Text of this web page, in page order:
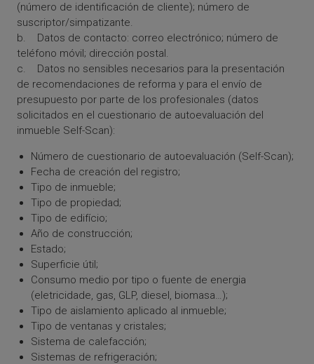
(número de identificación de cliente); número de
suscriptor/simpatizante.
b. Datos de contacto: correo electrónico; número de
teléfono móvil; dirección postal.
c. Datos no sensibles necesarios para la presentación
de recomendaciones de reforma y para el envío de
presupuesto por parte de los profesionales (datos
solicitados en el cuestionario de autoevaluación del
inmueble Self-Scan):
Número de cuestionario de autoevaluación (Self-Scan);
Fecha de creación del registro;
Tipo de inmueble;
Tipo de propiedad;
Tipo de edifício;
Año de construcción;
Estado;
Superficie útil;
Consumo medio por tipo o fuente de energia
(eletricidade, gas, GLP, diesel, biomasa…);
Tipo de aislamiento aplicado al inmueble;
Tipo de ventanas y cristales;
Sistema de calefacción;
Sistemas de refrigeración;